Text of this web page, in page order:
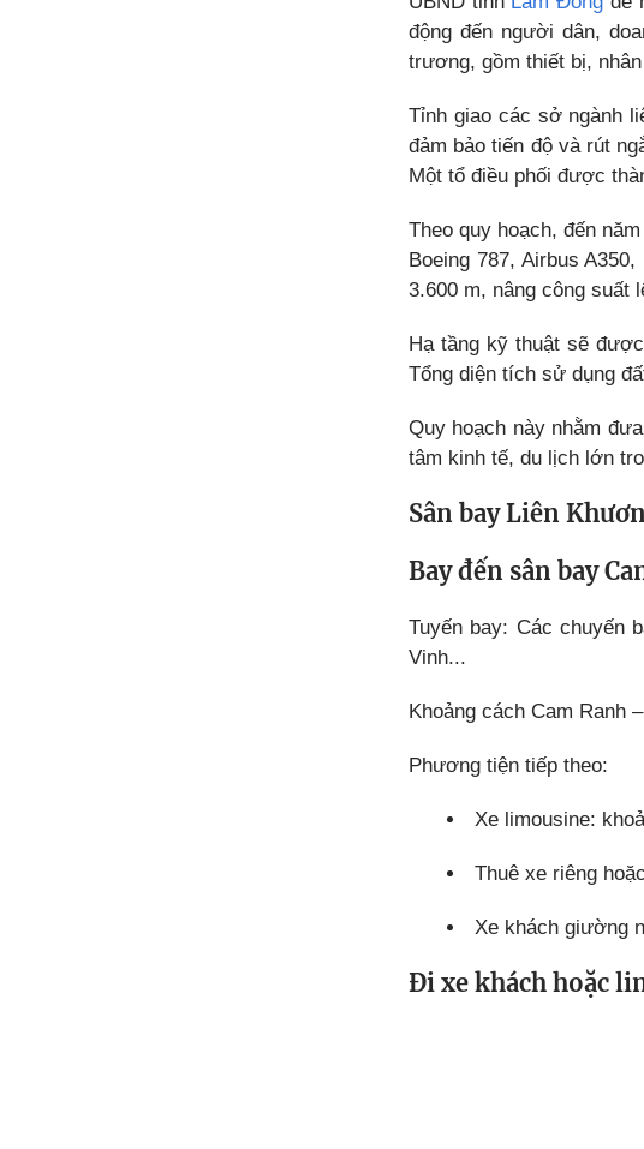
động đến người dân,
trương, gồm thiết bị,
Tỉnh giao các sở ngành
đảm bảo tiến độ và rút
Một tổ điều phối được
Theo quy hoạch, đến
Boeing 787, Airbus
3.600 m, nâng công suất
Hạ tầng kỹ thuật sẽ
Tổng diện tích sử dụng
Quy hoạch này nhằm
tâm kinh tế, du lịch lớn
Sân bay Liên
Bay đến sân bay
Tuyến bay: Các chuyến
Vinh...
Khoảng cách Cam Ranh
Phương tiện tiếp theo:
Xe limousine:
Thuê xe riêng
Xe khách giường
Đi xe khách hoặc